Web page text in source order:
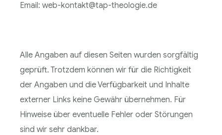
Email: web-kontakt@tap-theologie.de
Alle Angaben auf diesen Seiten wurden sorgfältig
geprüft. Trotzdem können wir für die Richtigkeit
der Angaben und die Verfügbarkeit und Inhalte
externer Links keine Gewähr übernehmen. Für
Hinweise über eventuelle Fehler oder Störungen
sind wir sehr dankbar.